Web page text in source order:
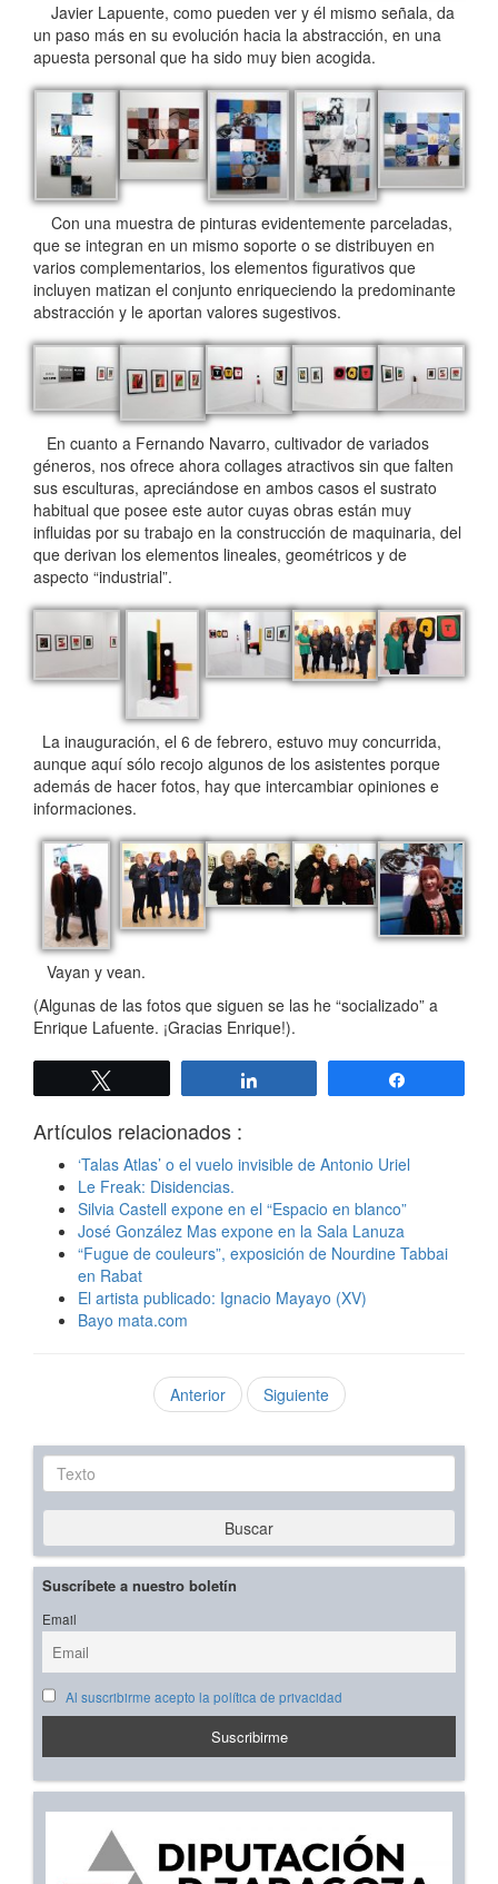
Javier Lapuente, como pueden ver y él mismo señala, da
un paso más en su evolución hacia la abstracción, en una
apuesta personal que ha sido muy bien acogida.
Con una muestra de pinturas evidentemente parceladas,
que se integran en un mismo soporte o se distribuyen en
varios complementarios, los elementos figurativos que
incluyen matizan el conjunto enriqueciendo la predominante
abstracción y le aportan valores sugestivos.
En cuanto a Fernando Navarro, cultivador de variados
géneros, nos ofrece ahora collages atractivos sin que falten
sus esculturas, apreciándose en ambos casos el sustrato
habitual que posee este autor cuyas obras están muy
influidas por su trabajo en la construcción de maquinaria, del
que derivan los elementos lineales, geométricos y de
aspecto “industrial”.
La inauguración, el 6 de febrero, estuvo muy concurrida,
aunque aquí sólo recojo algunos de los asistentes porque
además de hacer fotos, hay que intercambiar opiniones e
informaciones.
Vayan y vean.
(Algunas de las fotos que siguen se las he “socializado” a
Enrique Lafuente. ¡Gracias Enrique!).
Artículos relacionados :
‘Talas Atlas’ o el vuelo invisible de Antonio Uriel
Le Freak: Disidencias.
Silvia Castell expone en el “Espacio en blanco”
José González Mas expone en la Sala Lanuza
“Fugue de couleurs”, exposición de Nourdine Tabbai
en Rabat
El artista publicado: Ignacio Mayayo (XV)
Bayo mata.com
Anterior Siguiente
Texto
Buscar
Suscríbete a nuestro boletín
Email
Al suscribirme acepto la política de privacidad